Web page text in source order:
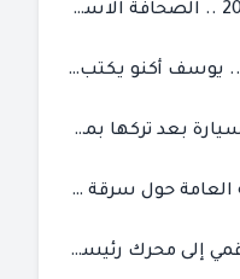
نهائي كأس العالم 2030 .. الصحافة الاسبانية قلقة من حسم الملف لصالح المغرب و”تتهم رئيس الفيفا”
من الصحراء المغربية.. يوسف أكنو يكتب عن أزمة سبتة المحتلة ويؤكد ان الهجرة السرية ليست حلا وبناء الوطن هو الخيار الأفضل
طنجة: شبهة سرقة سيارة بعد تركها بمحل ميكانيك للإصلاح
طنجة: شكاية بالنيابة العامة حول سرقة سيارة تركها صاحبها بمحل ميكانيك للإصلاح
كيف تحول الفضاء الرقمي إلى محرك رئيسي لأحداث الهجرة في سبتة؟